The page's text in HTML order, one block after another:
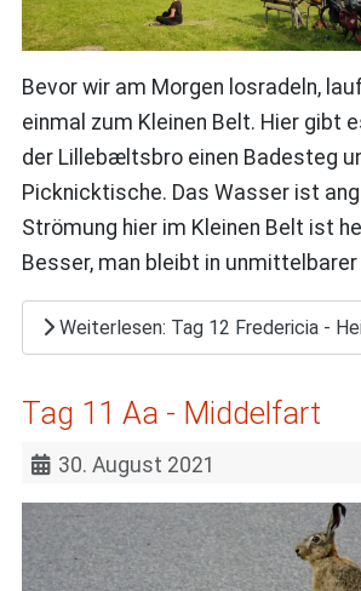
Bevor wir am Morgen losradeln,
einmal zum Kleinen Belt. Hier gibt
der Lillebæltsbro einen Badesteg
Picknicktische. Das Wasser ist
Strömung hier im Kleinen Belt ist
Besser, man bleibt in
Weiterlesen: Tag 12 Fredericia -
Tag 11 Aa - Middelfart
30. August 2021